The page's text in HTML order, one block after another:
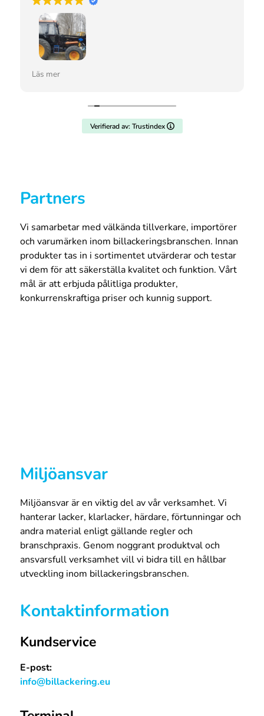
Ja tycker att ni har bästa färgen och fort går de
de saknar jag ,Annars är ni bäst mvh martin
Läs mer
Verifierad av: Trustindex
Partners
Vi samarbetar med välkända tillverkare, importörer
och varumärken inom billackeringsbranschen. Innan
produkter tas in i sortimentet utvärderar och testar
vi dem för att säkerställa kvalitet och funktion. Vårt
mål är att erbjuda pålitliga produkter,
konkurrenskraftiga priser och kunnig support.
Miljöansvar
Miljöansvar är en viktig del av vår verksamhet. Vi
hanterar lacker, klarlacker, härdare, förtunningar och
andra material enligt gällande regler och
branschpraxis. Genom noggrant produktval och
ansvarsfull verksamhet vill vi bidra till en hållbar
utveckling inom billackeringsbranschen.
Kontaktinformation
Kundservice
E-post:
info@billackering.eu